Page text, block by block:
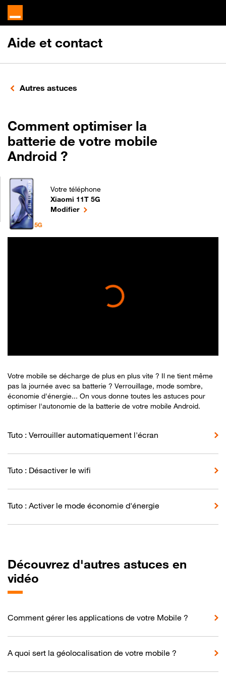
Aide et contact
Autres astuces
Comment optimiser la
batterie de votre mobile
Android ?
Votre téléphone
Xiaomi 11T 5G
Comment optimiser la batterie de votre mobile
Modifierle téléphone sélectionné
Votre mobile se décharge de plus en plus vite ? Il ne tient même
pas la journée avec sa batterie ? Verrouillage, mode sombre,
économie d'énergie... On vous donne toutes les astuces pour
optimiser l'autonomie de la batterie de votre mobile Android.
Tuto : Verrouiller automatiquement l'écran
Tuto : Désactiver le wifi
Tuto : Activer le mode économie d'énergie
Découvrez d'autres astuces en
vidéo
Comment gérer les applications de votre Mobile ?
A quoi sert la géolocalisation de votre mobile ?